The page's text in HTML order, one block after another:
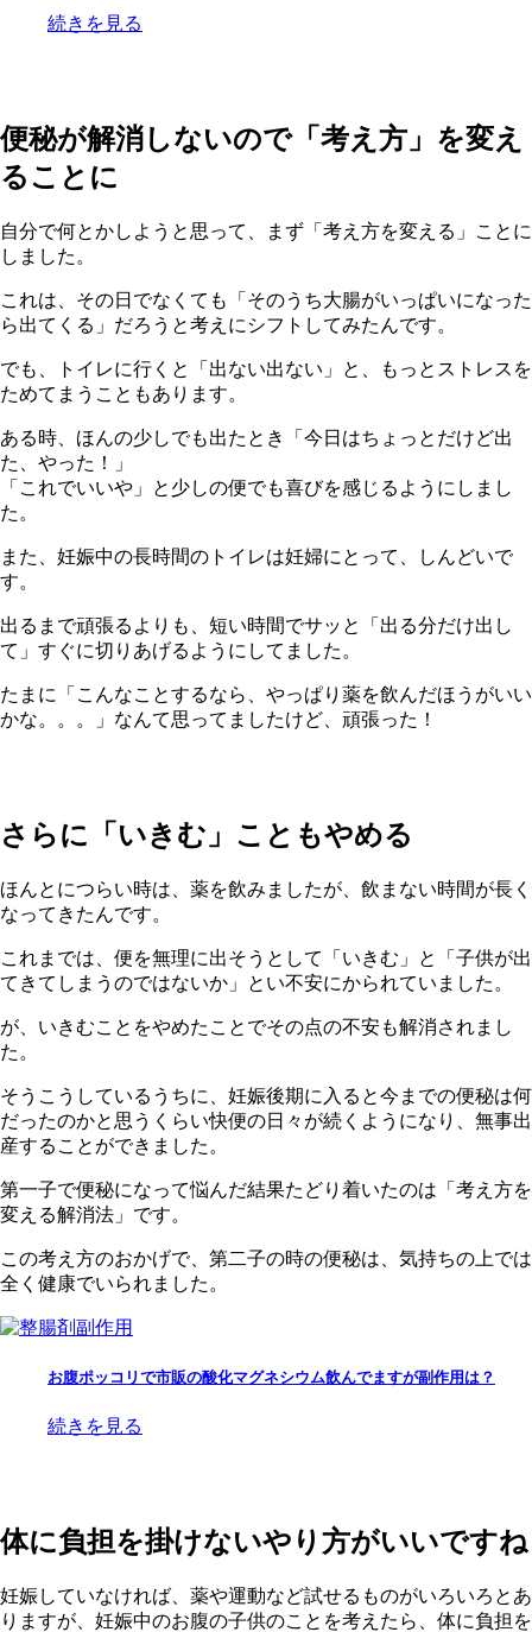
続きを見る
便秘が解消しないので「考え方」を変え
ることに
自分で何とかしようと思って、まず「考え方を変える」ことに
しました。
これは、その日でなくても「そのうち大腸がいっぱいになった
ら出てくる」だろうと考えにシフトしてみたんです。
でも、トイレに行くと「出ない出ない」と、もっとストレスを
ためてまうこともあります。
ある時、ほんの少しでも出たとき「今日はちょっとだけど出
た、やった！」
「これでいいや」と少しの便でも喜びを感じるようにしまし
た。
また、妊娠中の長時間のトイレは妊婦にとって、しんどいで
す。
出るまで頑張るよりも、短い時間でサッと「出る分だけ出し
て」すぐに切りあげるようにしてました。
たまに「こんなことするなら、やっぱり薬を飲んだほうがいい
かな。。。」なんて思ってましたけど、頑張った！
さらに「いきむ」こともやめる
ほんとにつらい時は、薬を飲みましたが、飲まない時間が長く
なってきたんです。
これまでは、便を無理に出そうとして「いきむ」と「子供が出
てきてしまうのではないか」とい不安にかられていました。
が、いきむことをやめたことでその点の不安も解消されまし
た。
そうこうしているうちに、妊娠後期に入ると今までの便秘は何
だったのかと思うくらい快便の日々が続くようになり、無事出
産することができました。
第一子で便秘になって悩んだ結果たどり着いたのは「考え方を
変える解消法」です。
この考え方のおかげで、第二子の時の便秘は、気持ちの上では
全く健康でいられました。
お腹ポッコリで市販の酸化マグネシウム飲んでますが副作用は？
続きを見る
体に負担を掛けないやり方がいいですね
妊娠していなければ、薬や運動など試せるものがいろいろとあ
りますが、妊娠中のお腹の子供のことを考えたら、体に負担を